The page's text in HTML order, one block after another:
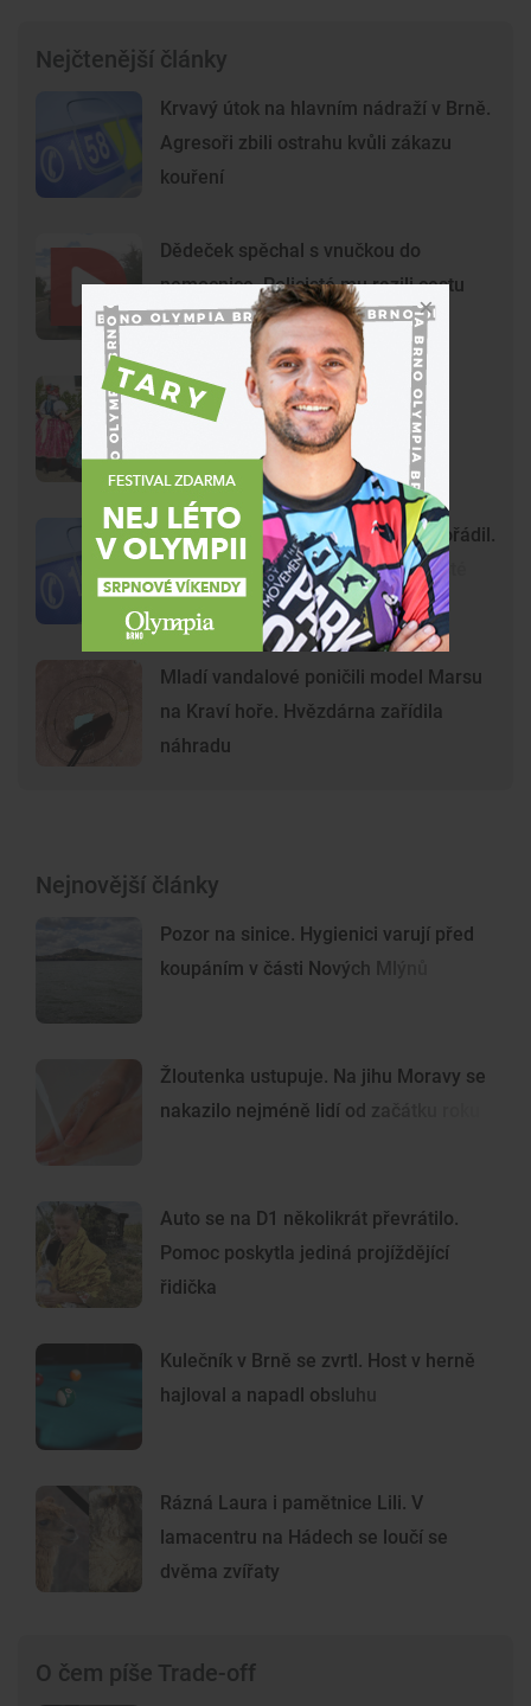
Nejčtenější články
Krvavý útok na hlavním nádraží v Brně.
Agresoři zbili ostrahu kvůli zákazu
kouření
Dědeček spěchal s vnučkou do
nemocnice. Policisté mu razili cestu
Brnem
Na Svoboďák dorazí stovky
krojovaných. Brno chystá první
celoměstské hody
Gang nezletilých ve Vyškově už dořádil.
Nedávný útok prošetřují kriminalisté
Mladí vandalové poničili model Marsu
na Kraví hoře. Hvězdárna zařídila
náhradu
Nejnovější články
Pozor na sinice. Hygienici varují před
koupáním v části Nových Mlýnů
Žloutenka ustupuje. Na jihu Moravy se
nakazilo nejméně lidí od začátku roku
Auto se na D1 několikrát převrátilo.
Pomoc poskytla jediná projíždějící
řidička
Kulečník v Brně se zvrtl. Host v herně
hajloval a napadl obsluhu
Rázná Laura i pamětnice Lili. V
lamacentru na Hádech se loučí se
dvěma zvířaty
O čem píše Trade-off